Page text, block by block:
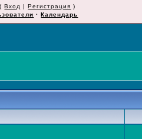
(Вход |Регистрация )
·Календарь